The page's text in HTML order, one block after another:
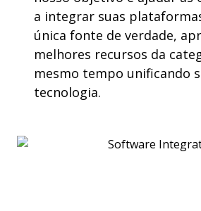
a integrar suas
única fonte de verdade,
melhores recursos da
mesmo tempo unificando
tecnologia.